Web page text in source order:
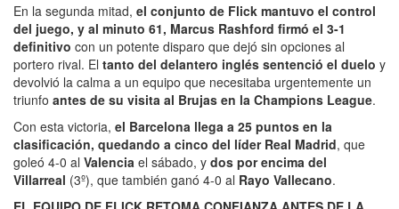
En la segunda mitad, el conjunto de Flick mantuvo el control
del juego, y al minuto 61, Marcus Rashford firmó el 3-1
definitivo con un potente disparo que dejó sin opciones al
portero rival. El tanto del delantero inglés sentenció el duelo y
devolvió la calma a un equipo que necesitaba urgentemente un
triunfo antes de su visita al Brujas en la Champions League.
Con esta victoria, el Barcelona llega a 25 puntos en la
clasificación, quedando a cinco del líder Real Madrid, que
goleó 4-0 al Valencia el sábado, y dos por encima del
Villarreal (3º), que también ganó 4-0 al Rayo Vallecano.